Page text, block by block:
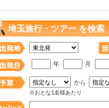
埼玉旅行・ツアー を検索
年 月
から
※おとな1名様あたり